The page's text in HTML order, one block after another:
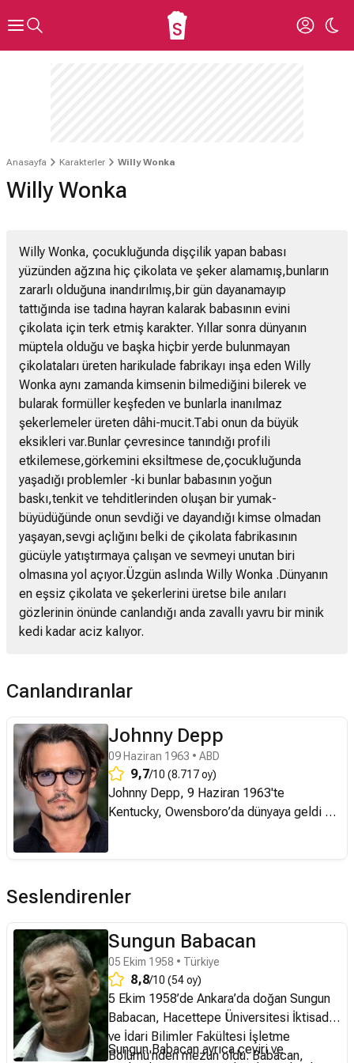
Anasayfa Karakterler Willy Wonka
Willy Wonka
Willy Wonka, çocukluğunda dişçilik yapan babası
yüzünden ağzına hiç çikolata ve şeker alamamış,bunların
zararlı olduğuna inandırılmış,bir gün dayanamayıp
tattığında ise tadına hayran kalarak babasının evini
çikolata için terk etmiş karakter. Yıllar sonra dünyanın
müptela olduğu ve başka hiçbir yerde bulunmayan
çikolataları üreten harikulade fabrikayı inşa eden Willy
Wonka aynı zamanda kimsenin bilmediğini bilerek ve
bularak formüller keşfeden ve bunlarla inanılmaz
şekerlemeler üreten dâhi-mucit.Tabi onun da büyük
eksikleri var.Bunlar çevresince tanındığı profili
etkilemese,görkemini eksiltmese de,çocukluğunda
yaşadığı problemler -ki bunlar babasının yoğun
baskı,tenkit ve tehditlerinden oluşan bir yumak-
büyüdüğünde onun sevdiği ve dayandığı kimse olmadan
yaşayan,sevgi açlığını belki de çikolata fabrikasının
gücüyle yatıştırmaya çalışan ve sevmeyi unutan biri
olmasına yol açıyor.Üzgün aslında Willy Wonka .Dünyanın
en eşsiz çikolata ve şekerlerini üretse bile anıları
gözlerinin önünde canlandığı anda zavallı yavru bir minik
kedi kadar aciz kalıyor.
Canlandıranlar
Johnny Depp
09 Haziran 1963 • ABD
9,7/10 (8.717 oy)
Johnny Depp, 9 Haziran 1963'te
Kentucky, Owensboro’da dünyaya geldi ve
hayaliyle on beş yaşında okulu bıraktı.
Anne ve babasının boşanmasıyla zorlu bir
grubunda yer aldı. Bu dönemde grubun
davulcusunun kız kardeşi Lori Anne Allison
ile evlendi. Müzik kariyeri için gittiği Los
Angeles’ta Nicolas Cage ile tanışması,
hayatında dönüm noktası oldu. Cage’in
aracılığıyla 1984 yapımı Elm Sokağında
Kabus filminde rol alarak sinema
Seslendirenler
Sungun Babacan
05 Ekim 1958 • Türkiye
8,8/10 (54 oy)
5 Ekim 1958’de Ankara’da doğan Sungun
Babacan, Hacettepe Üniversitesi İktisadi
ve İdari Bilimler Fakültesi İşletme
Bölümü'nden mezun oldu. Babacan,
Sungun Babacan ayrıca çeviri ve